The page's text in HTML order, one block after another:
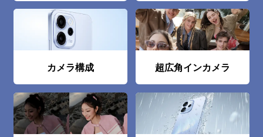
カメラ構成 超広⾓インカメラ